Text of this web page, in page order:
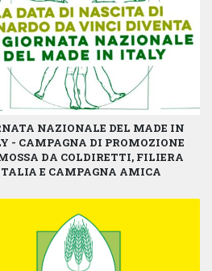
NAZIONALE DEL MADE IN
- CAMPAGNA DI PROMOZIONE
DA COLDIRETTI, FILIERA
E CAMPAGNA AMICA